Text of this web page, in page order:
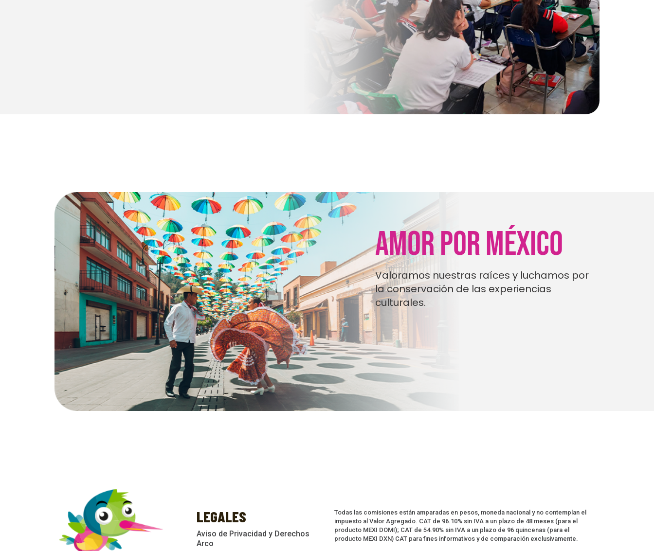
AMOR POR MÉXICO
Valoramos nuestras raíces y luchamos por
la conservación de las experiencias
culturales.
LEGALES
Aviso de Privacidad y Derechos
Arco
Todas las comisiones están amparadas en pesos, moneda nacional y no contemplan el
impuesto al Valor Agregado. CAT de 96.10% sin IVA a un plazo de 48 meses (para el
producto MEXI DOMI); CAT de 54.90% sin IVA a un plazo de 96 quincenas (para el
producto MEXI DXN) CAT para fines informativos y de comparación exclusivamente.